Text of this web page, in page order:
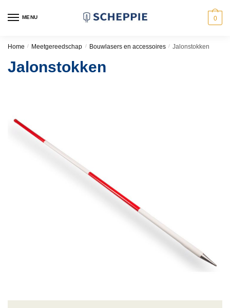
MENU 0
Home / Meetgereedschap / Bouwlasers en accessoires / Jalonstokken
Jalonstokken